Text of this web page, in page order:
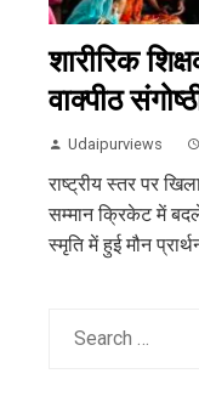
शारीरिक
वाक्पीठ
Udaipurviews
राष्ट्रीय स्तर पर
सम्मान क्रिकेट में बदले
स्मृति में हुई मौन